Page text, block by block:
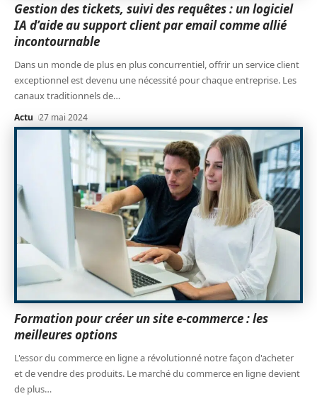
Gestion des tickets, suivi des requêtes : un logiciel
IA d’aide au support client par email comme allié
incontournable
Dans un monde de plus en plus concurrentiel, offrir un service client
exceptionnel est devenu une nécessité pour chaque entreprise. Les
canaux traditionnels de…
Actu 27 mai 2024
Formation pour créer un site e-commerce : les
meilleures options
L'essor du commerce en ligne a révolutionné notre façon d'acheter
et de vendre des produits. Le marché du commerce en ligne devient
de plus…